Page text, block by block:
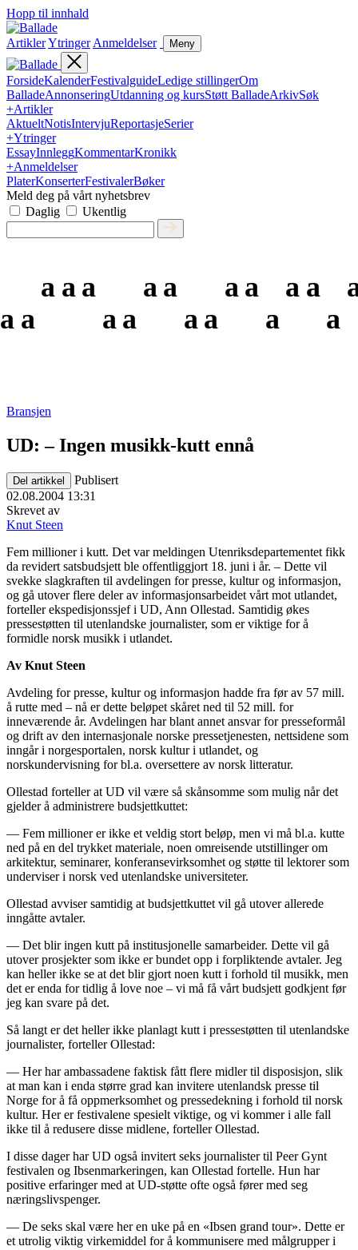
Hopp til innhald
ArtiklerYtringer Anmeldelser Meny
ForsideKalenderFestivalguideLedige stillingerOm
BalladeAnnonseringUtdanning og kursStøtt BalladeArkivSøk
+Artikler
AktueltNotisIntervjuReportasjeSerier
+Ytringer
EssayInnleggKommentarKronikk
+Anmeldelser
PlaterKonserterFestivalerBøker
Meld deg på vårt nyhetsbrev
Daglig
Ukentlig
a
a
a
a
a
a
Bransjen
UD: – Ingen musikk-kutt ennå
Del artikkel
Publisert
02.08.2004 13:31
Skrevet av
Knut Steen
Fem millioner i kutt. Det var meldingen Utenriksdepartementet fikk
da revidert satsbudsjett ble offentliggjort 18. juni i år. – Dette vil
svekke slagkraften til avdelingen for presse, kultur og informasjon,
og gå utover flere deler av informasjonsarbeidet vårt mot utlandet,
forteller ekspedisjonssjef i UD, Ann Ollestad. Samtidig økes
pressestøtten til utenlandske journalister, som er viktige for å
formidle norsk musikk i utlandet.
Av Knut Steen
Avdeling for presse, kultur og informasjon hadde fra før av 57 mill.
å rutte med – nå er dette beløpet skåret ned til 52 mill. for
inneværende år. Avdelingen har blant annet ansvar for presseformål
og drift av den internasjonale norske pressetjenesten, nettsidene som
inngår i norgesportalen, norsk kultur i utlandet, og
norskundervisning for bl.a. oversettere av norsk litteratur.
Ollestad forteller at UD vil være så skånsomme som mulig når det
gjelder å administrere budsjettkuttet:
— Fem millioner er ikke et veldig stort beløp, men vi må bl.a. kutte
ned på en del trykket materiale, noen omreisende utstillinger om
arkitektur, seminarer, konferansevirksomhet og støtte til lektorer som
underviser i norsk ved utenlandske universiteter.
Ollestad avviser samtidig at budsjettkuttet vil gå utover allerede
inngåtte avtaler.
— Det blir ingen kutt på institusjonelle samarbeider. Dette vil gå
utover prosjekter som ikke er bundet opp i forpliktende avtaler. Jeg
kan heller ikke se at det blir gjort noen kutt i forhold til musikk, men
det er enda for tidlig å love noe – vi må få vårt budsjett godkjent før
jeg kan svare på det.
Så langt er det heller ikke planlagt kutt i pressestøtten til utenlandske
journalister, forteller Ollestad:
— Her har ambassadene faktisk fått flere midler til disposisjon, slik
at man kan i enda større grad kan invitere utenlandsk presse til
Norge for å få oppmerksomhet og pressedekning i forhold til norsk
kultur. Her er festivalene spesielt viktige, og vi kommer i alle fall
ikke til å redusere disse midlene, forteller Ollestad.
I disse dager har UD også invitert seks journalister til Peer Gynt
festivalen og Ibsenmarkeringen, kan Ollestad fortelle. Hun har
positive erfaringer med at UD-støtte ofte også fører med seg
næringslivspenger.
— De seks skal være her en uke på en «Ibsen grand tour». Dette er
et utrolig viktig virkemiddel for å kommunisere med målgrupper i